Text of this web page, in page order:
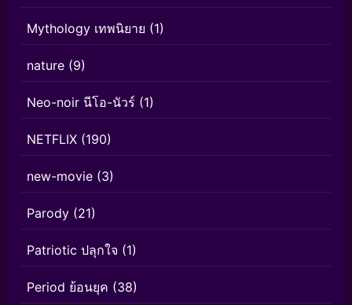
Mythology เทพนิยาย (1)
nature (9)
Neo-noir นีโอ-นัวร์ (1)
NETFLIX (190)
new-movie (3)
Parody (21)
Patriotic ปลุกใจ (1)
Period ย้อนยุค (38)